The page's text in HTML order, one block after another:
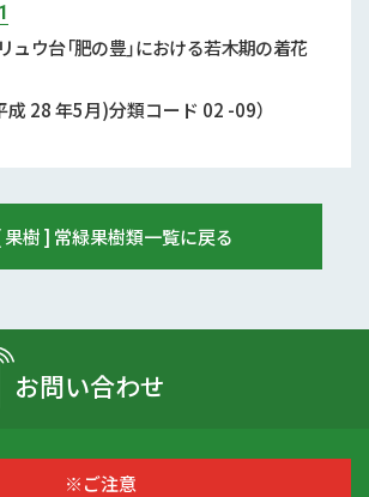
ュウ台「肥の豊」における若木期の着花
成 28 年5月)分類コード 02 -09）
果樹 ] 常緑果樹類一覧に戻る
お問い合わせ
※ご注意